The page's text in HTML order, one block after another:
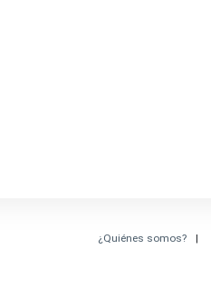
¿Quiénes somos?